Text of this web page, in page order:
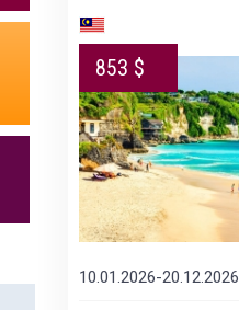
853 $
10.01.2026-20.12.2026